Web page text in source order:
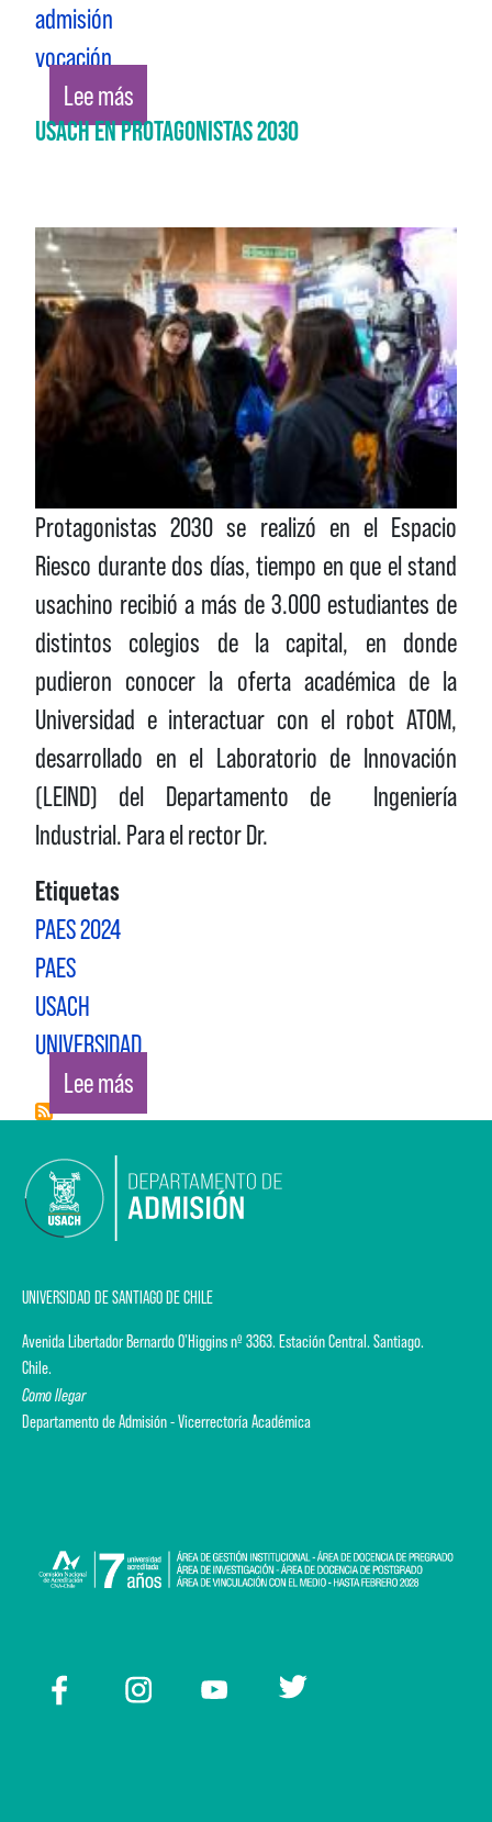
admisión
vocación
Lee mássobre MÁS DE 600 ESTUDIANTES ASISTEN A
USACH EN PROTAGONISTAS 2030
Protagonistas 2030 se realizó en el Espacio
Riesco durante dos días, tiempo en que el stand
usachino recibió a más de 3.000 estudiantes de
distintos colegios de la capital, en donde
pudieron conocer la oferta académica de la
Universidad e interactuar con el robot ATOM,
desarrollado en el Laboratorio de Innovación
(LEIND) del Departamento de Ingeniería
Industrial. Para el rector Dr.
Etiquetas
PAES 2024
PAES
USACH
UNIVERSIDAD
Lee mássobre USACH EN PROTAGONISTAS 2030
UNIVERSIDAD DE SANTIAGO DE CHILE
Avenida Libertador Bernardo O'Higgins nº 3363. Estación Central. Santiago.
Chile.
Como llegar
Departamento de Admisión - Vicerrectoría Académica